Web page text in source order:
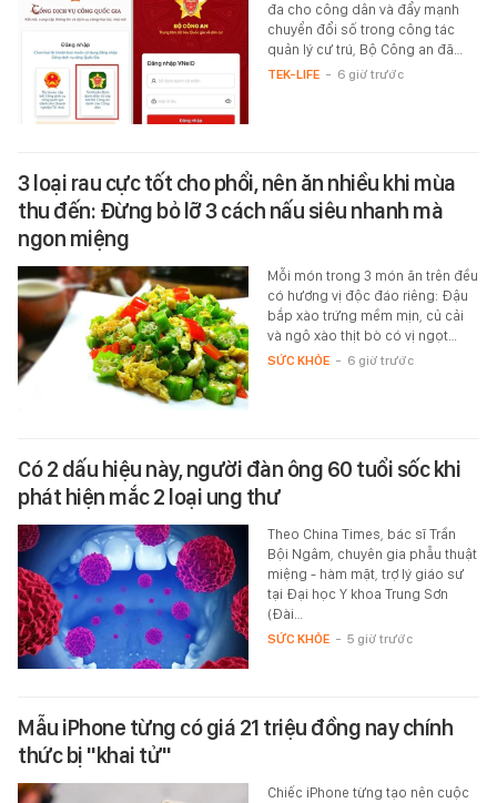
đa cho công dân và đẩy mạnh
chuyển đổi số trong công tác
quản lý cư trú, Bộ Công an đã…
TEK-LIFE - 6 giờ trước
3 loại rau cực tốt cho phổi, nên ăn nhiều khi mùa
thu đến: Đừng bỏ lỡ 3 cách nấu siêu nhanh mà
ngon miệng
Mỗi món trong 3 món ăn trên đều
có hương vị độc đáo riêng: Đậu
bắp xào trứng mềm mịn, củ cải
và ngô xào thịt bò có vị ngọt…
SỨC KHỎE - 6 giờ trước
Có 2 dấu hiệu này, người đàn ông 60 tuổi sốc khi
phát hiện mắc 2 loại ung thư
Theo China Times, bác sĩ Trần
Bội Ngâm, chuyên gia phẫu thuật
miệng - hàm mặt, trợ lý giáo sư
tại Đại học Y khoa Trung Sơn
(Đài…
SỨC KHỎE - 5 giờ trước
Mẫu iPhone từng có giá 21 triệu đồng nay chính
thức bị "khai tử"
Chiếc iPhone từng tạo nên cuộc